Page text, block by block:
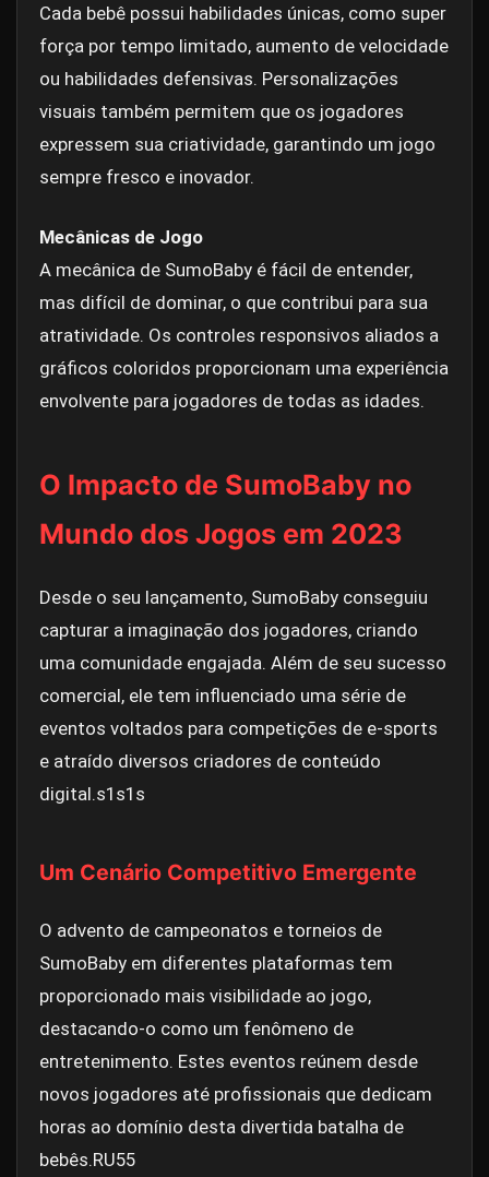
Cada bebê possui habilidades únicas, como super
força por tempo limitado, aumento de velocidade
ou habilidades defensivas. Personalizações
visuais também permitem que os jogadores
expressem sua criatividade, garantindo um jogo
sempre fresco e inovador.
Mecânicas de Jogo
A mecânica de SumoBaby é fácil de entender,
mas difícil de dominar, o que contribui para sua
atratividade. Os controles responsivos aliados a
gráficos coloridos proporcionam uma experiência
envolvente para jogadores de todas as idades.
O Impacto de SumoBaby no
Mundo dos Jogos em 2023
Desde o seu lançamento, SumoBaby conseguiu
capturar a imaginação dos jogadores, criando
uma comunidade engajada. Além de seu sucesso
comercial, ele tem influenciado uma série de
eventos voltados para competições de e-sports
e atraído diversos criadores de conteúdo
digital.s1s1s
Um Cenário Competitivo Emergente
O advento de campeonatos e torneios de
SumoBaby em diferentes plataformas tem
proporcionado mais visibilidade ao jogo,
destacando-o como um fenômeno de
entretenimento. Estes eventos reúnem desde
novos jogadores até profissionais que dedicam
horas ao domínio desta divertida batalha de
bebês.RU55